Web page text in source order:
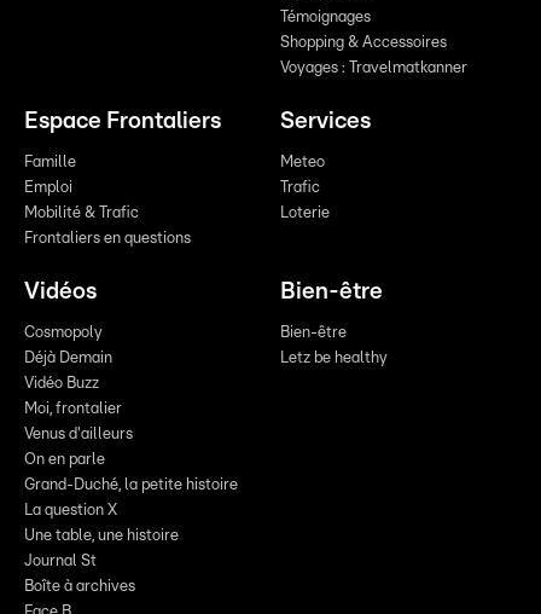
Témoignages
Shopping & Accessoires
Voyages : Travelmatkanner
Espace Frontaliers
Famille
Emploi
Mobilité & Trafic
Frontaliers en questions
Services
Meteo
Trafic
Loterie
Vidéos
Cosmopoly
Déjà Demain
Vidéo Buzz
Moi, frontalier
Venus d'ailleurs
On en parle
Grand-Duché, la petite histoire
La question X
Une table, une histoire
Journal St
Boîte à archives
Bien-être
Bien-être
Letz be healthy